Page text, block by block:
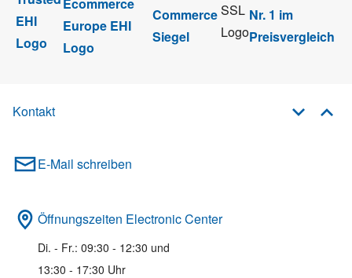
Kontakt
E-Mail schreiben
Öffnungszeiten Electronic Center
Di. - Fr.: 09:30 - 12:30 und
13:30 - 17:30 Uhr